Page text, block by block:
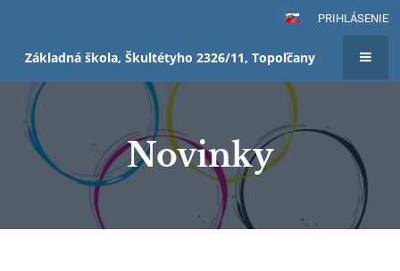
PRIHLÁSENIE
Základná škola, Škultétyho 2326/11, Topoľčany
Novinky